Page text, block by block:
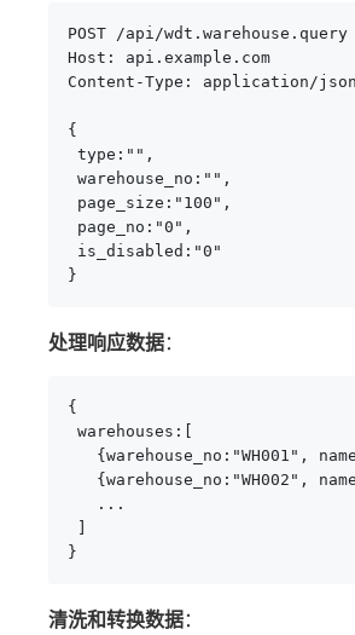
POST /api/wdt.warehouse.query
Host: api.example.com
Content-Type: application/json
{
type:"",
warehouse_no:"",
page_size:"100",
page_no:"0",
is_disabled:"0"
}
处理响应数据：
{
warehouses:[
{warehouse_no:"WH001",
{warehouse_no:"WH002",
   ...
}
清洗和转换数据：